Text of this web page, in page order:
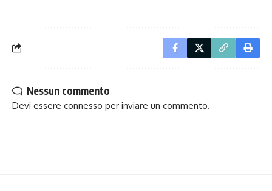
Nessun commento
Devi essere connesso per inviare un commento.